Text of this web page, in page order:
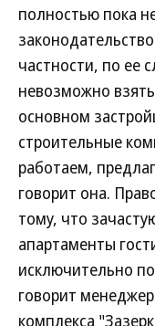
полностью пока
частности, по ее
невозможно
основном
строительные
работаем,
говорит она.
тому, что
апартаменты
исключительно
говорит
комплекса